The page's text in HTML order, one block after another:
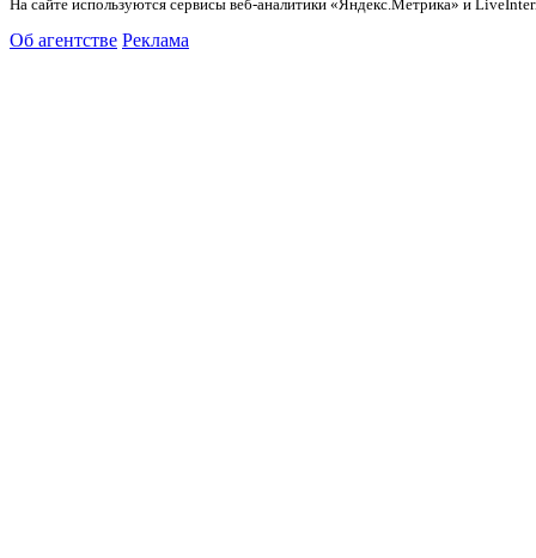
На сайте используются сервисы веб-аналитики «Яндекс.Метрика» и
Об агентстве Реклама